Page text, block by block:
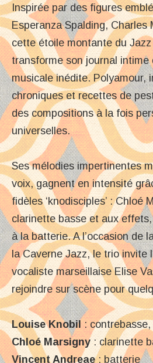
Inspirée par des figures
Esperanza Spalding, Charles
cette étoile montante du
transforme son journal intime
musicale inédite. Polyamour,
chroniques et recettes de
des compositions à la fois
universelles.
Ses mélodies impertinentes
voix, gagnent en intensité
fidèles ‘knodisciples’ : Chloé
clarinette basse et aux
à la batterie. A l’occasion de
la Caverne Jazz, le trio invite
vocaliste marseillaise Elise
rejoindre sur scène pour
Louise Knobil : contrebasse,
Chloé Marsigny: clarinette
Vincent Andreae: batterie